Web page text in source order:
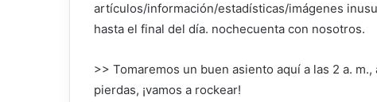
artículos/información/estadísticas/imágenes
hasta el final del día. nochecuenta con nosotros.
>> Tomaremos un buen asiento aquí a las 2 a.
pierdas, ¡vamos a rockear!